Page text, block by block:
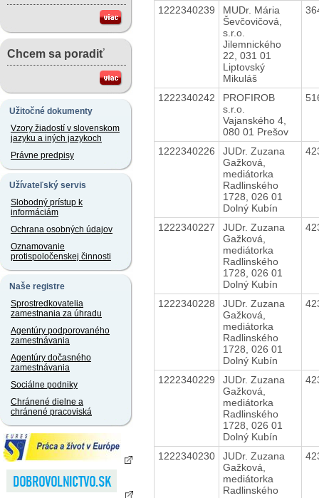
Chcem sa poradiť
Užitočné dokumenty
Vzory žiadostí v slovenskom
jazyku a iných jazykoch
Právne predpisy
Užívateľský servis
Slobodný prístup k
informáciám
Ochrana osobných údajov
Oznamovanie
protispoločenskej činnosti
Naše registre
Sprostredkovatelia
zamestnania za úhradu
Agentúry podporovaného
zamestnávania
Agentúry dočasného
zamestnávania
Sociálne podniky
Chránené dielne a
chránené pracoviská
1222340239
MUDr. Mária
Ševčovičová,
s.r.o.
Jilemnického
22, 031 01
Liptovský
Mikuláš
1222340242
PROFIROB
s.r.o.
Vajanského 4,
080 01 Prešov
1222340226
JUDr. Zuzana
Gažková,
mediátorka
Radlinského
1728, 026 01
Dolný Kubín
1222340227
JUDr. Zuzana
Gažková,
mediátorka
Radlinského
1728, 026 01
Dolný Kubín
1222340228
JUDr. Zuzana
Gažková,
mediátorka
Radlinského
1728, 026 01
Dolný Kubín
1222340229
JUDr. Zuzana
Gažková,
mediátorka
Radlinského
1728, 026 01
Dolný Kubín
1222340230
JUDr. Zuzana
Gažková,
mediátorka
Radlinského